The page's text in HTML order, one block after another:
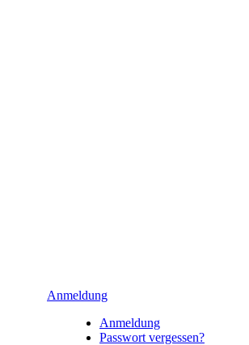
Anmeldung
Anmeldung
Passwort vergessen?